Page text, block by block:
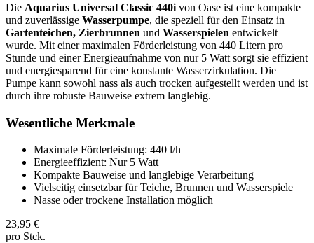
Die Aquarius Universal Classic 440i von Oase ist eine kompakte
und zuverlässige Wasserpumpe, die speziell für den Einsatz in
Gartenteichen, Zierbrunnen und Wasserspielen entwickelt
wurde. Mit einer maximalen Förderleistung von 440 Litern pro
Stunde und einer Energieaufnahme von nur 5 Watt sorgt sie effizient
und energiesparend für eine konstante Wasserzirkulation. Die
Pumpe kann sowohl nass als auch trocken aufgestellt werden und ist
durch ihre robuste Bauweise extrem langlebig.
Wesentliche Merkmale
Maximale Förderleistung: 440 l/h
Energieeffizient: Nur 5 Watt
Kompakte Bauweise und langlebige Verarbeitung
Vielseitig einsetzbar für Teiche, Brunnen und Wasserspiele
Nasse oder trockene Installation möglich
23,95 €
pro Stck.